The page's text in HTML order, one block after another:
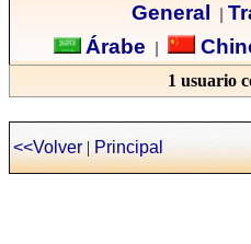
General
Árabe
1 usuario
<<Volver|Principal